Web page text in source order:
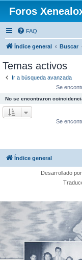
Foros
FAQ
Índice general Buscar
Temas activos
Ir a búsqueda avanzada
Se
No se encontraron
Se
Índice general
Desarrollado por